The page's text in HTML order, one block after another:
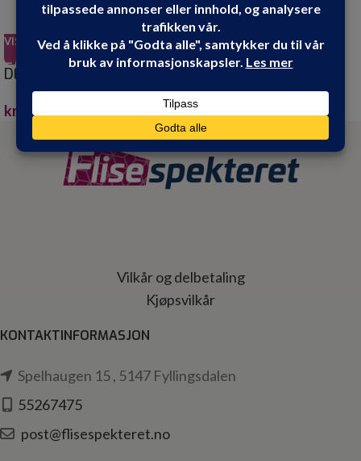
VIS PRODUKT
DESALIN AM SOPP OG
ALGEFJERNER 30 L
kr 7,199.90
VIS PRODUKT
DESALIN AM SOPP OG
ALGEFJERNER 4 L
kr
Vilkår og delbetaling
Kjøpsvilkår
KONTAKTINFORMASJON
Spelhaugen 15 , 5147 Fyllingsdalen
55267475
post@flisespekteret.no